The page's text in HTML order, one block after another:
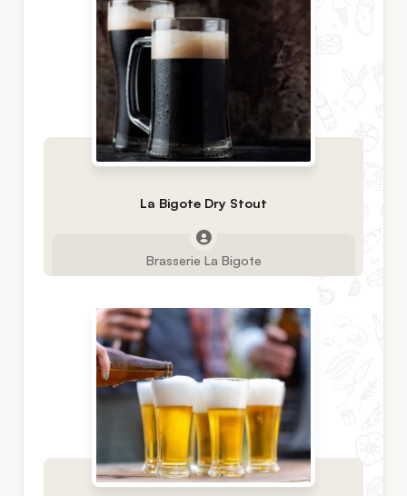
La Bigote Dry Stout
Brasserie La Bigote